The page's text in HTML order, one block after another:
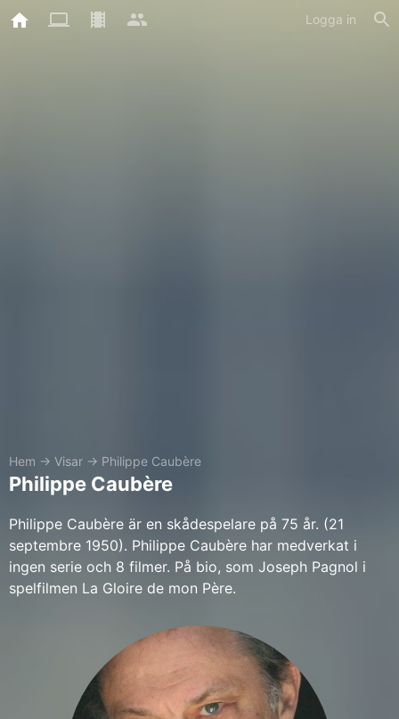
Logga in
Hem → Visar → Philippe Caubère
Philippe Caubère
Philippe Caubère är en skådespelare på 75 år. (21
septembre 1950). Philippe Caubère har medverkat i
ingen serie och 8 filmer. På bio, som Joseph Pagnol i
spelfilmen La Gloire de mon Père.